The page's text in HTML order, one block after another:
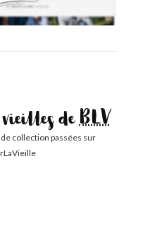
vieilles deBLV
collection passées sur